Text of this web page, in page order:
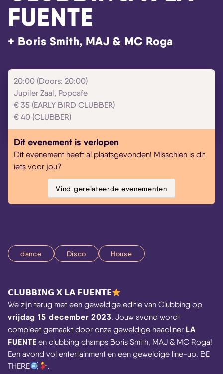
FUENTE
+ Boris Smith, MAJ & MC Roga
20:00 (Doors: 20:00)
Jupiler Zaal, Popcafe
€ 35 (EARLY BIRD CLUBBER)
€ 40 (CLUBBER)
Dit evenement is verlopen
Dit evenement heeft al plaatsgevonden! Misschien is dit
iets voor jou?
Vind gerelateerde evenementen
dance Disco House
𝗖𝗟𝗨𝗕𝗕𝗜𝗡𝗚 𝗫 𝗟𝗔 𝗙𝗨𝗘𝗡𝗧𝗘
We zijn terug met een geweldige editie van Clubbing op
vrijdag 15 december 2023. Jouw avond wordt
compleet gemaakt door onze geweldige headliner LA
FUENTE en clubbing champs Boris Smith, MAJ & MC Roga!
Een avond vol entertainment en een geweldige line-up. BE
THERE
.